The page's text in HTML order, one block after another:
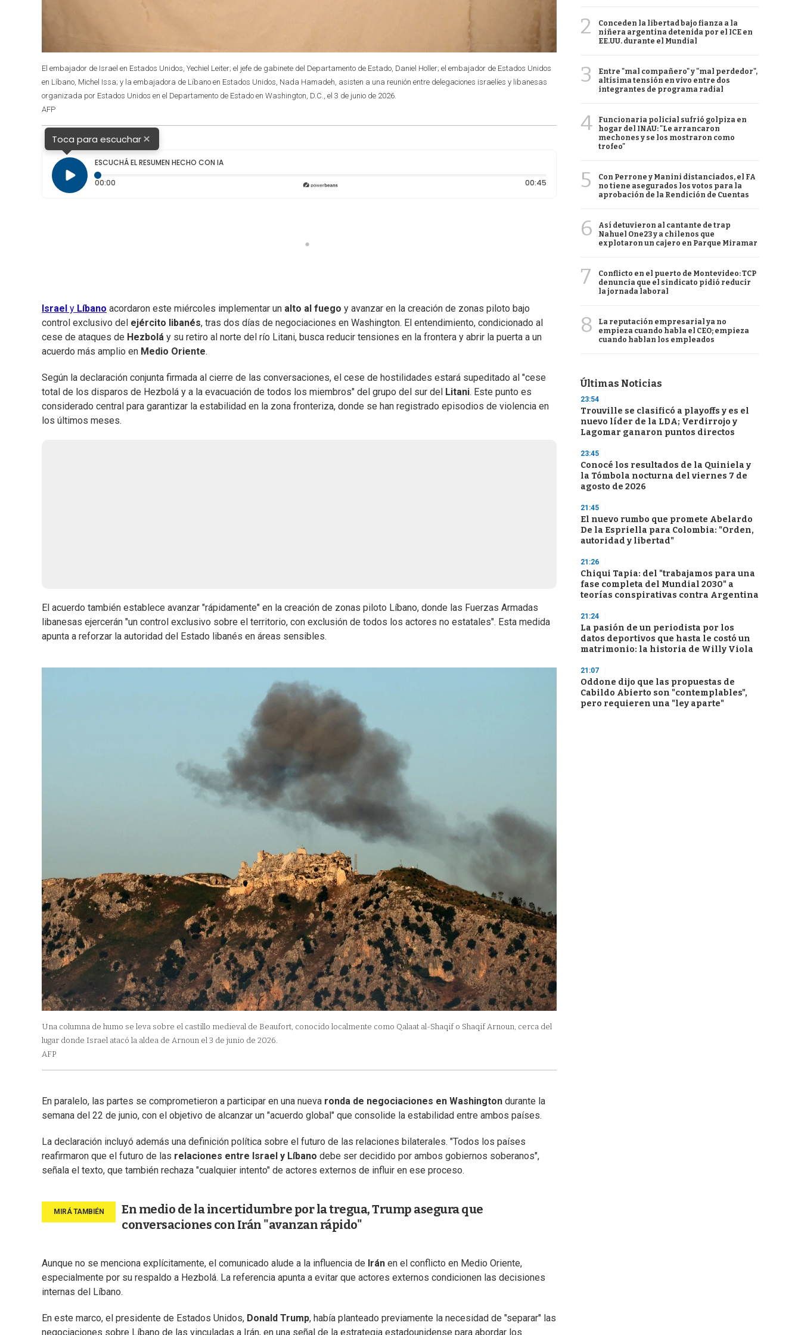
El embajador de Israel en Estados Unidos, Yechiel Leiter; el jefe de gabinete del Departamento de Estado, Daniel Holler; el embajador de Estados Unidos
en Líbano, Michel Issa; y la embajadora de Líbano en Estados Unidos, Nada Hamadeh, asisten a una reunión entre delegaciones israelíes y libanesas
organizada por Estados Unidos en el Departamento de Estado en Washington, D.C., el 3 de junio de 2026.
AFP
Toca para escuchar×
ESCUCHÁ EL RESUMEN HECHO CON IA
00:00
00:45Duración: 45 segundos
Israel y Líbano acordaron este miércoles implementar un alto al fuego y avanzar en la creación de zonas piloto bajo
control exclusivo del ejército libanés, tras dos días de negociaciones en Washington. El entendimiento, condicionado al
cese de ataques de Hezbolá y su retiro al norte del río Litani, busca reducir tensiones en la frontera y abrir la puerta a un
acuerdo más amplio en Medio Oriente.
Según la declaración conjunta firmada al cierre de las conversaciones, el cese de hostilidades estará supeditado al "cese
total de los disparos de Hezbolá y a la evacuación de todos los miembros" del grupo del sur del
Litani. Este punto es
considerado central para garantizar la estabilidad en la zona fronteriza, donde se han registrado episodios de violencia en
los últimos meses.
El acuerdo también establece avanzar "rápidamente" en la creación de zonas piloto Líbano, donde las Fuerzas Armadas
libanesas ejercerán "un control exclusivo sobre el territorio, con exclusión de todos los actores no estatales". Esta medida
apunta a reforzar la autoridad del Estado libanés en áreas sensibles.
Una columna de humo se leva sobre el castillo medieval de Beaufort, conocido localmente como Qalaat al-Shaqif o Shaqif Arnoun, cerca del
lugar donde Israel atacó la aldea de Arnoun el 3 de junio de 2026.
AFP
En paralelo, las partes se comprometieron a participar en una nueva ronda de negociaciones en Washington durante la
semana del 22 de junio, con el objetivo de alcanzar un "acuerdo global" que consolide la estabilidad entre ambos países.
La declaración incluyó además una definición política sobre el futuro de las relaciones bilaterales. "Todos los países
reafirmaron que el futuro de las relaciones entre Israel y Líbano debe ser decidido por ambos gobiernos soberanos",
señala el texto, que también rechaza "cualquier intento" de actores externos de influir en ese proceso.
En medio de la incertidumbre por la tregua, Trump asegura que
conversaciones con Irán "avanzan rápido"
Aunque no se menciona explícitamente, el comunicado alude a la influencia de Irán en el conflicto en Medio Oriente,
especialmente por su respaldo a Hezbolá. La referencia apunta a evitar que actores externos condicionen las decisiones
internas del Líbano.
En este marco, el presidente de Estados Unidos, Donald Trump, había planteado previamente la necesidad de "separar" las
negociaciones sobre Líbano de las vinculadas a Irán, en una señal de la estrategia estadounidense para abordar los
2
Conceden la libertad bajo fianza a la
niñera argentina detenida por el ICE en
EE.UU. durante el Mundial
3
Entre "mal compañero" y "mal perdedor",
altísima tensión en vivo entre dos
integrantes de programa radial
4
Funcionaria policial sufrió golpiza en
hogar del INAU: "Le arrancaron
mechones y se los mostraron como
trofeo"
5
Con Perrone y Manini distanciados, el FA
no tiene asegurados los votos para la
aprobación de la Rendición de Cuentas
6
Así detuvieron al cantante de trap
Nahuel One23 y a chilenos que
explotaron un cajero en Parque Miramar
7
Conflicto en el puerto de Montevideo: TCP
denuncia que el sindicato pidió reducir
la jornada laboral
8
La reputación empresarial ya no
empieza cuando habla el CEO; empieza
cuando hablan los empleados
Últimas Noticias
23:54
Trouville se clasificó a playoffs y es el
nuevo líder de la LDA; Verdirrojo y
Lagomar ganaron puntos directos
23:45
Conocé los resultados de la Quiniela y
la Tómbola nocturna del viernes 7 de
agosto de 2026
21:45
El nuevo rumbo que promete Abelardo
De la Espriella para Colombia: "Orden,
autoridad y libertad"
21:26
Chiqui Tapia: del "trabajamos para una
fase completa del Mundial 2030" a
teorías conspirativas contra Argentina
21:24
La pasión de un periodista por los
datos deportivos que hasta le costó un
matrimonio: la historia de Willy Viola
21:07
Oddone dijo que las propuestas de
Cabildo Abierto son "contemplables",
pero requieren una "ley aparte"